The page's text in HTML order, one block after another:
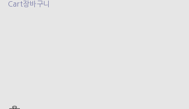
Cart장바구니